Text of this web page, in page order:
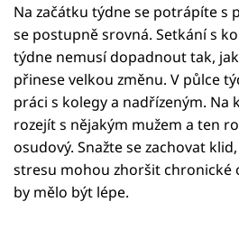
Horoskopy
Sledujte prima+
Filmový festival
Pořady
Mámy sobě
Na začátku týdne se potrápíte s
se postupně srovná. Setkání s
týdne nemusí dopadnout tak,
přinese velkou změnu. V půlce
práci s kolegy a nadřízeným. Na
rozejít s nějakým mužem a ten
osudový. Snažte se zachovat
stresu mohou zhoršit chronické
by mělo být lépe.